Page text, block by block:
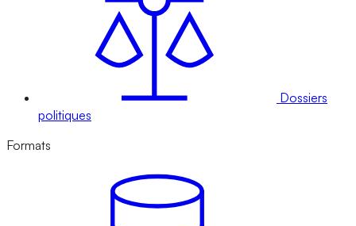
Dossiers
politiques
Formats